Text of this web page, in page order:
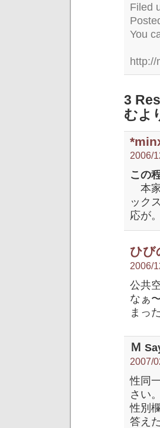
Filed
You
http://
3
むよ
2006/
この
本家
ック
応が
ひび
2006/
公共
なぁ
まっ
Ｍ
2007/
性同
さい。
性別
答え